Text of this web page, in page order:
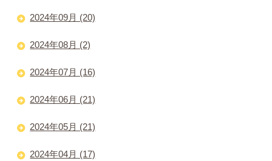
2024年09月 (20)
2024年08月 (2)
2024年07月 (16)
2024年06月 (21)
2024年05月 (21)
2024年04月 (17)